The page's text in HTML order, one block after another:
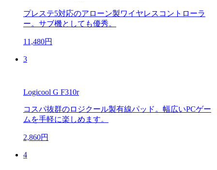
プレステ5対応のアローン製ワイヤレスコントローラ
ー。サブ機としても優秀。
11,480円
3
Logicool G F310r
コスパ抜群のロジクール製有線パッド。幅広いPCゲー
ムを手軽に楽しめます。
2,860円
4